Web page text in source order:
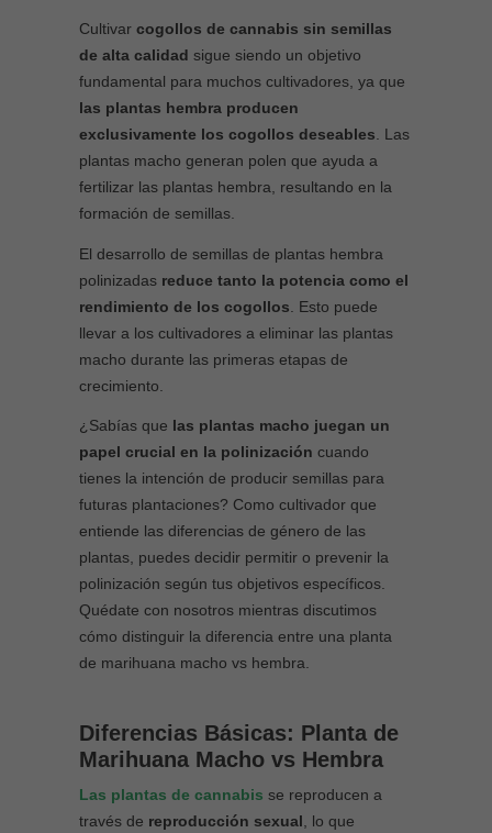
Cultivar cogollos de cannabis sin semillas
de alta calidad sigue siendo un objetivo
fundamental para muchos cultivadores, ya que
las plantas hembra producen
exclusivamente los cogollos deseables . Las
plantas macho generan polen que ayuda a
fertilizar las plantas hembra, resultando en la
formación de semillas.
El desarrollo de semillas de plantas hembra
polinizadas reduce tanto la potencia como el
rendimiento de los cogollos . Esto puede
llevar a los cultivadores a eliminar las plantas
macho durante las primeras etapas de
crecimiento.
¿Sabías que las plantas macho juegan un
papel crucial en la polinización cuando
tienes la intención de producir semillas para
futuras plantaciones? Como cultivador que
entiende las diferencias de género de las
plantas, puedes decidir permitir o prevenir la
polinización según tus objetivos específicos.
Quédate con nosotros mientras discutimos
cómo distinguir la diferencia entre una planta
de marihuana macho vs hembra.
Diferencias Básicas: Planta de
Marihuana Macho vs Hembra
Las plantas de cannabis se reproducen a
través de reproducción sexual, lo que